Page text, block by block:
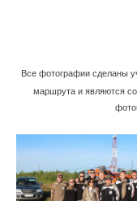
Все фотографии сделаны
маршрута и являются